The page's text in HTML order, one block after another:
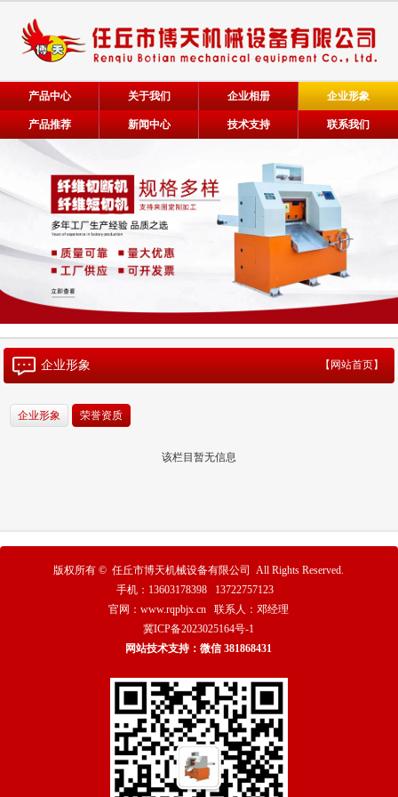
产品中心 关于我们 企业相册 企业形象
产品推荐 新闻中心 技术支持 联系我们
企业形象 【网站首页】
企业形象 荣誉资质
该栏目暂无信息
版权所有 ©任丘市博天机械设备有限公司All Rights Reserved.
手机：13603178398 13722757123
官网：www.rqpbjx.cn 联系人：邓经理
冀ICP备2023025164号-1
网站技术支持：微信 381868431